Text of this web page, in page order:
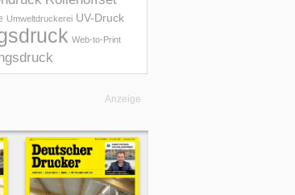
Umweltdruckerei UV-Druck
Web-to-Print
Anzeige